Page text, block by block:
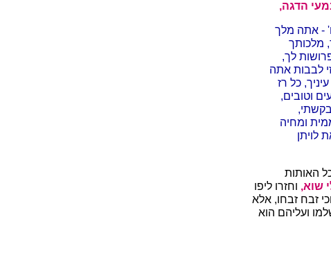
הדגה,
- אתה מלך
מלכותך
לך,
לבבות אתה
כל רז
וטובים,
ומחיה
לויתן
האותות
שוא, וחזרו ליפו
זבח זבחו, אלא
ועליהם הוא